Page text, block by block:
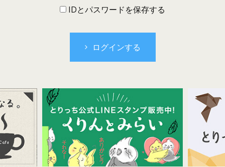
IDとパスワードを保存する
ログインする